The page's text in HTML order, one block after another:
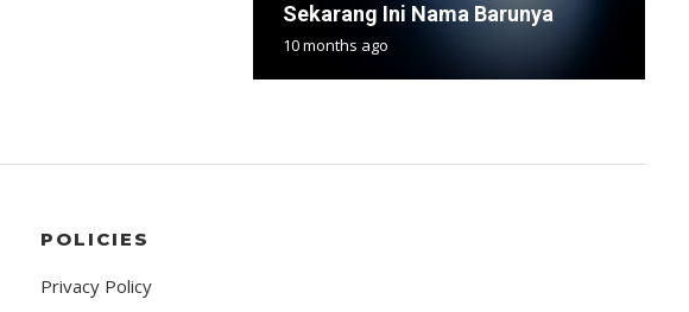
Sekarang Ini Nama Barunya
10 months ago
POLICIES
Privacy Policy